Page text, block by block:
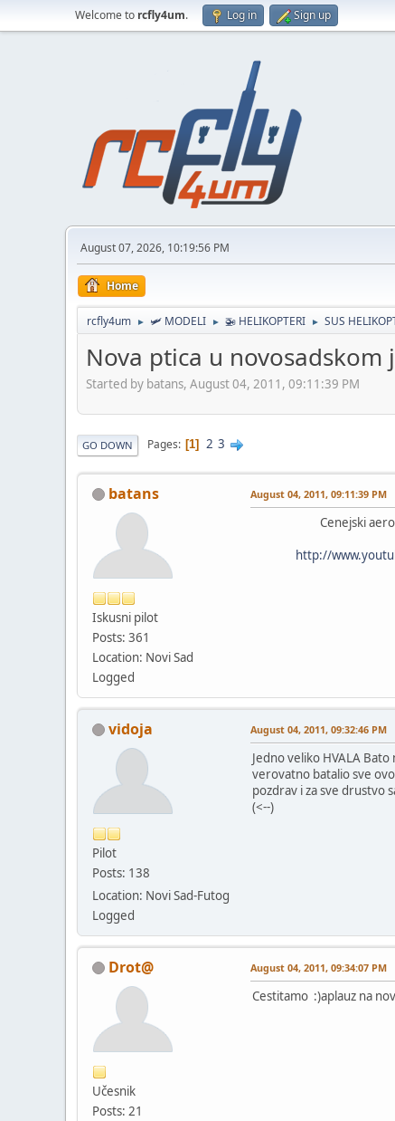
Welcome to rcfly4um. Log in Sign up
August 07, 2026, 10:19:56 PM
Home
rcfly4um ► 🛩️ MODELI ► 🚁 HELIKOPTERI ► SUS
Nova ptica u novosadskom
Started by batans, August 04, 2011, 09:11:39 PM
GO DOWN Pages 1 2 3
batans
Iskusni pilot
Posts: 361
Location: Novi Sad
Logged
August 04, 2011, 09:11:39 PM
Cenejski
http://
vidoja
Pilot
Posts: 138
Location: Novi Sad-Futog
Logged
August 04, 2011, 09:32:46 PM
Jedno veliko HVALA
verovatno batalio sve
pozdrav i za sve drustvo
(<--)
Drot@
Učesnik
Posts: 21
August 04, 2011, 09:34:07 PM
Cestitamo :)aplauz na